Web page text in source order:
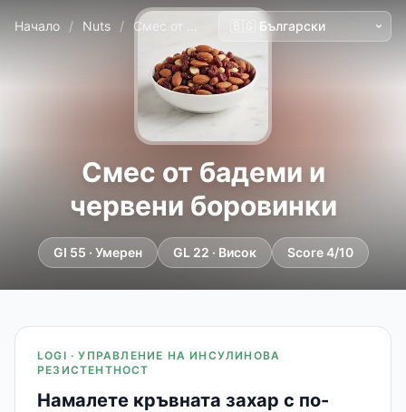
Начало / Nuts / Смес от бадеми и червени боровинки
Смес от бадеми и
червени боровинки
GI 55 · Умерен GL 22 · Висок Score 4/10
LOGI · УПРАВЛЕНИЕ НА ИНСУЛИНОВА
РЕЗИСТЕНТНОСТ
Намалете кръвната захар с по-